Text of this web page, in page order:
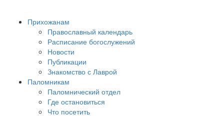
Прихожанам
Православный календарь
Расписание богослужений
Новости
Публикации
Знакомство с Лаврой
Паломникам
Паломнический отдел
Где остановиться
Что посетить